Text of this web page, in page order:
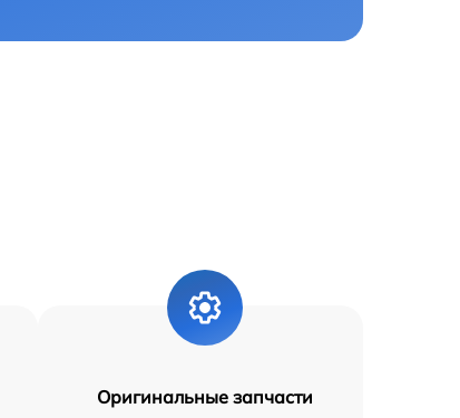
Оригинальные запчасти